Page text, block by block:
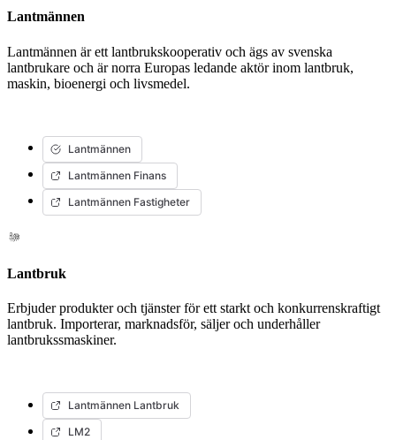
Lantmännen
Lantmännen är ett lantbrukskooperativ och ägs av svenska
lantbrukare och är norra Europas ledande aktör inom lantbruk,
maskin, bioenergi och livsmedel.
Lantmännen
Lantmännen Finans
Lantmännen Fastigheter
Lantbruk
Erbjuder produkter och tjänster för ett starkt och konkurrenskraftigt
lantbruk. Importerar, marknadsför, säljer och underhåller
lantbrukssmaskiner.
Lantmännen Lantbruk
LM2